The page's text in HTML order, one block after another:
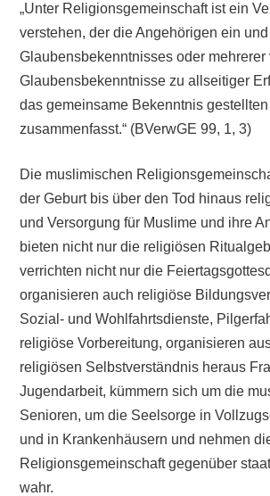
„Unter Religionsgemeinschaft ist ein
verstehen, der die Angehörigen ein
Glaubensbekenntnisses oder mehrerer
Glaubensbekenntnisse zu allseitiger
das gemeinsame Bekenntnis
zusammenfasst.“ (BVerwGE 99, 1, 3)
Die muslimischen
der Geburt bis über den Tod hinaus
und Versorgung für Muslime und ihre
bieten nicht nur die religiösen
verrichten nicht nur die
organisieren auch religiöse
Sozial- und Wohlfahrtsdienste,
religiöse Vorbereitung, organisieren
religiösen Selbstverständnis heraus
Jugendarbeit, kümmern sich um die
Senioren, um die Seelsorge in
und in Krankenhäusern und nehmen
Religionsgemeinschaft gegenüber
wahr.